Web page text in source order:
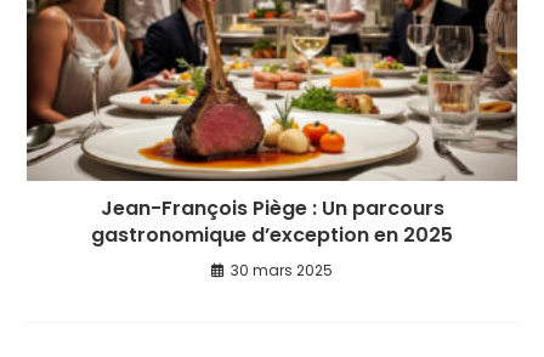
Jean-François Piège : Un parcours
gastronomique d’exception en 2025
30 mars 2025